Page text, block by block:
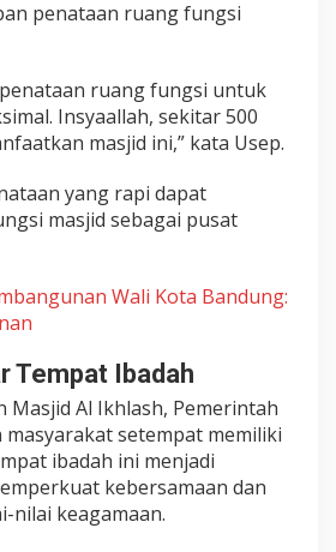
penataan ruang fungsi
ruang fungsi untuk
Insyaallah, sekitar 500
masjid ini,” kata Usep.
yang rapi dapat
masjid sebagai pusat
Wali Kota Bandung:
Tempat Ibadah
Masjid Al Ikhlash, Pemerintah
masyarakat setempat memiliki
ibadah ini menjadi
kebersamaan dan
nilai keagamaan.